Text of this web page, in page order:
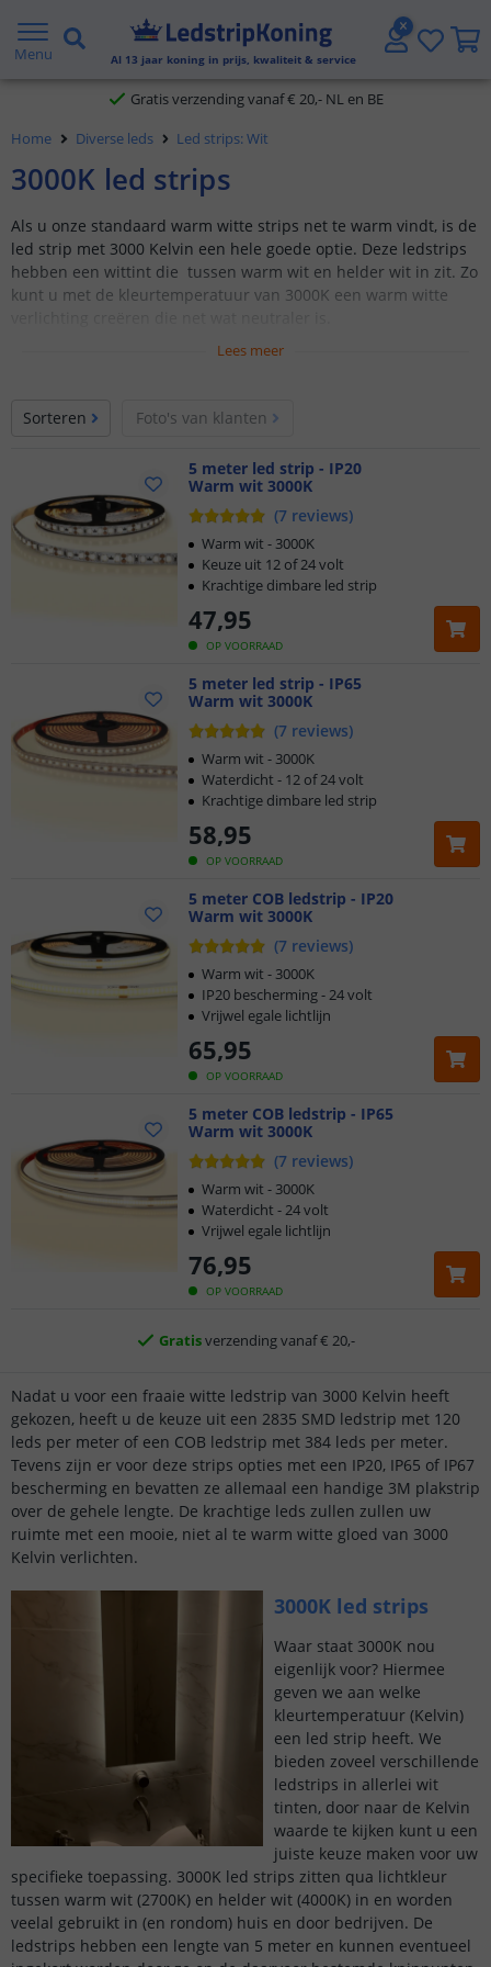
Menu Al 13 jaar koning in prijs, kwaliteit & service
5 jaar garantie
Gratis verzending vanaf € 20,- NL en BE
Klantbeoordeling 9.1
Voor 23:45 uur besteld,
Home Diverse leds Led strips: Wit
3000K led strips
Als u onze standaard warm witte strips net te warm vindt, is de
led strip met 3000 Kelvin een hele goede optie. Deze ledstrips
hebben een wittint die tussen warm wit en helder wit in zit. Zo
kunt u met de kleurtemperatuur van 3000K een warm witte
Minder warme kleurtemperatuur
Keuze uit 2835 SMD of COB ledstrip
Lees meer
Sorteren Foto's van klanten
5 meter led strip - IP20
Warm wit 3000K
(7 reviews)
OP VOORRAAD
47,95
Warm wit - 3000K
Keuze uit 12 of 24 volt
Krachtige dimbare led strip
5 meter led strip - IP65
Warm wit 3000K
(7 reviews)
OP VOORRAAD
58,95
Warm wit - 3000K
Waterdicht - 12 of 24 volt
Krachtige dimbare led strip
5 meter COB ledstrip - IP20
Warm wit 3000K
(7 reviews)
OP VOORRAAD
65,95
Warm wit - 3000K
IP20 bescherming - 24 volt
Vrijwel egale lichtlijn
5 meter COB ledstrip - IP65
Warm wit 3000K
(7 reviews)
OP VOORRAAD
76,95
Warm wit - 3000K
Waterdicht - 24 volt
Vrijwel egale lichtlijn
Klantbeoordeling 9.1
Voor 23:45 uur besteld,morgen in huis
5 jaar garantie
Gratisverzending vanaf € 20,-
Klantbeoordeling 9.1
Voor 23:45 uur besteld,morgen in huis
Nadat u voor een fraaie witte ledstrip van 3000 Kelvin heeft
gekozen, heeft u de keuze uit een 2835 SMD ledstrip met 120
leds per meter of een COB ledstrip met 384 leds per meter.
Tevens zijn er voor deze strips opties met een IP20, IP65 of IP67
bescherming en bevatten ze allemaal een handige 3M plakstrip
over de gehele lengte. De krachtige leds zullen zullen uw
ruimte met een mooie, niet al te warm witte gloed van 3000
Kelvin verlichten.
3000K led strips
Waar staat 3000K nou
eigenlijk voor? Hiermee
geven we aan welke
kleurtemperatuur (Kelvin)
een led strip heeft. We
bieden zoveel verschillende
ledstrips in allerlei wit
tinten, door naar de Kelvin
waarde te kijken kunt u een
juiste keuze maken voor uw
specifieke toepassing. 3000K led strips zitten qua lichtkleur
tussen warm wit (2700K) en helder wit (4000K) in en worden
veelal gebruikt in (en rondom) huis en door bedrijven. De
ledstrips hebben een lengte van 5 meter en kunnen eventueel